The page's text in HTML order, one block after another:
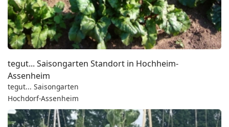
tegut... Saisongarten Standort in Hochheim-
Assenheim
tegut... Saisongarten
Hochdorf-Assenheim